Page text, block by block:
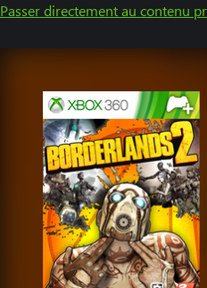
Passer directement au contenu